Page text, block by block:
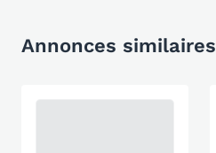
Annonces similaires